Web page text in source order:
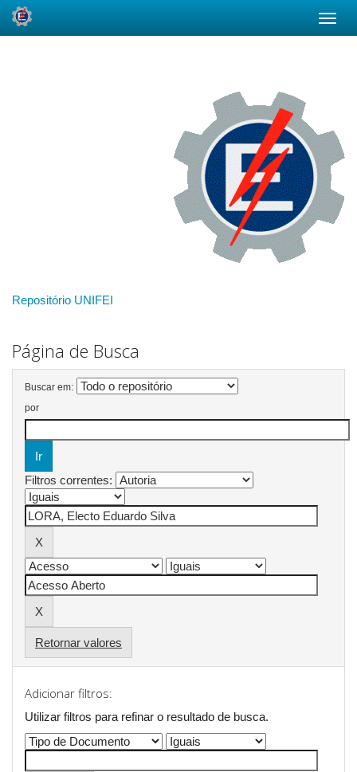
Repositório UNIFEI
Página de Busca
Buscar em:
por
Filtros correntes:
Retornar valores
Adicionar filtros:
Utilizar filtros para refinar o resultado de busca.